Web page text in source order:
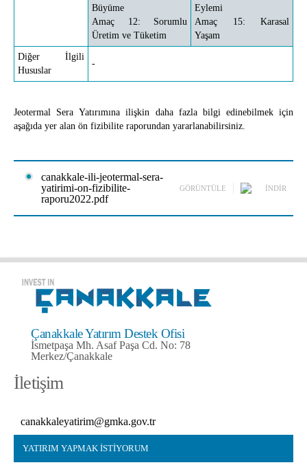
Büyüme
Amaç 12: Sorumlu
Üretim ve Tüketim
Eylemi
Amaç 15: Karasal
Yaşam
Diğer İlgili
Hususlar
-
Jeotermal Sera Yatırımına ilişkin daha fazla bilgi edinebilmek için
aşağıda yer alan ön fizibilite raporundan yararlanabilirsiniz.
canakkale-ili-jeotermal-sera-
yatirimi-on-fizibilite-
raporu2022.pdf
GÖRÜNTÜLE İNDİR
Çanakkale Yatırım Destek Ofisi
İsmetpaşa Mh. Asaf Paşa Cd. No: 78
Merkez/Çanakkale
İletişim
canakkaleyatirim@gmka.gov.tr
YATIRIM YAPMAK İSTİYORUM